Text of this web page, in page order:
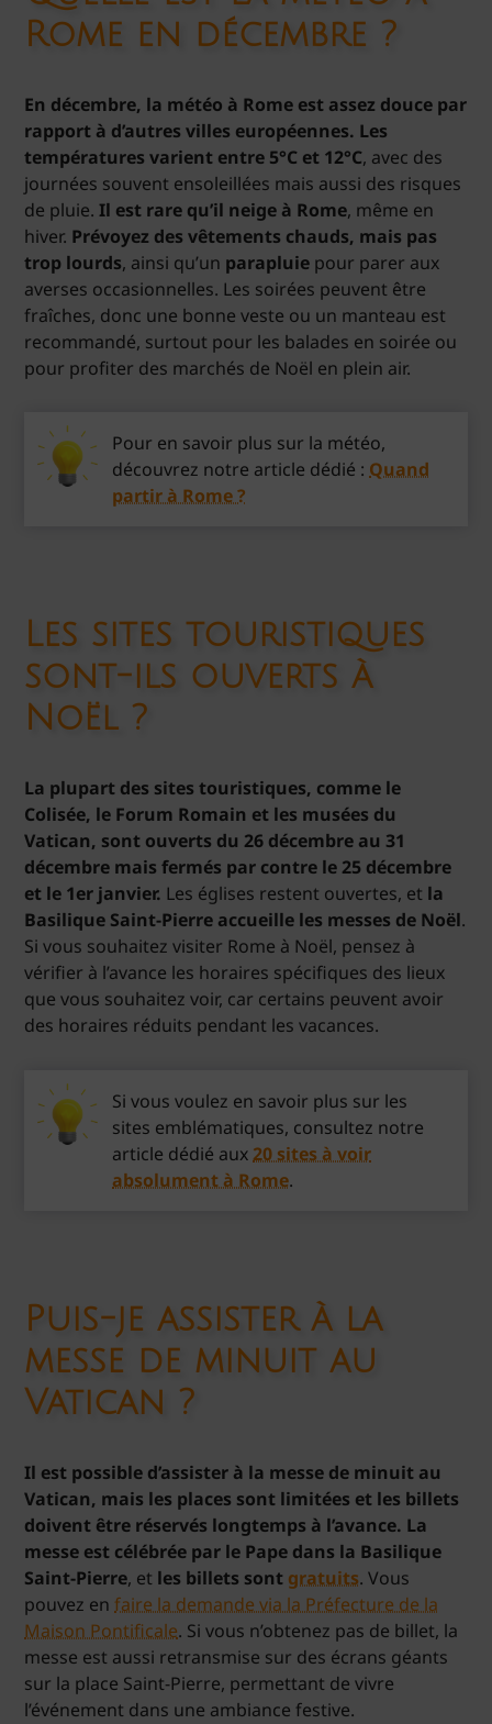
Rome en décembre ?
En décembre, la météo à Rome est assez douce par
rapport à d’autres villes européennes. Les
températures varient entre 5°C et 12°C, avec des
journées souvent ensoleillées mais aussi des risques
de pluie.Il est rare qu’il neige à Rome, même en
hiver. Prévoyez des vêtements chauds, mais pas
trop lourds, ainsi qu’un parapluie pour parer aux
averses occasionnelles. Les soirées peuvent être
fraîches, donc une bonne veste ou un manteau est
recommandé, surtout pour les balades en soirée ou
pour profiter des marchés de Noël en plein air.
Pour en savoir plus sur la météo,
découvrez notre article dédié : Quand
partir à Rome ?
Les sites touristiques
sont-ils ouverts à
Noël ?
La plupart des sites touristiques, comme le
Colisée, le Forum Romain et les musées du
Vatican, sont ouverts du 26 décembre au 31
décembre mais fermés par contre le 25 décembre
et le 1er janvier. Les églises restent ouvertes, et la
Basilique Saint-Pierre accueille les messes de Noël.
Si vous souhaitez visiter Rome à Noël, pensez à
vérifier à l’avance les horaires spécifiques des lieux
que vous souhaitez voir, car certains peuvent avoir
des horaires réduits pendant les vacances.
Si vous voulez en savoir plus sur les
sites emblématiques, consultez notre
article dédié aux20 sites à voir
absolument à Rome.
Puis-je assister à la
messe de minuit au
Vatican ?
Il est possible d’assister à la messe de minuit au
Vatican, mais les places sont limitées et les billets
doivent être réservés longtemps à l’avance. La
messe est célébrée par le Pape dans la Basilique
Saint-Pierre, et les billets sont gratuits. Vous
pouvez enfaire la demande via la Préfecture de la
Maison Pontificale. Si vous n’obtenez pas de billet, la
messe est aussi retransmise sur des écrans géants
sur la place Saint-Pierre, permettant de vivre
l’événement dans une ambiance festive.